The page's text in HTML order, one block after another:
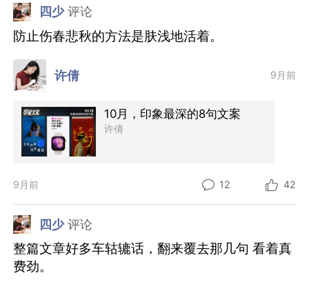
四少评论
防止伤春悲秋的方法是肤浅地活着。
许倩 9月前
10月，印象最深的8句文案
许倩
9月前 12 42
四少评论
整篇文章好多车轱辘话，翻来覆去那几句 看着真
费劲。